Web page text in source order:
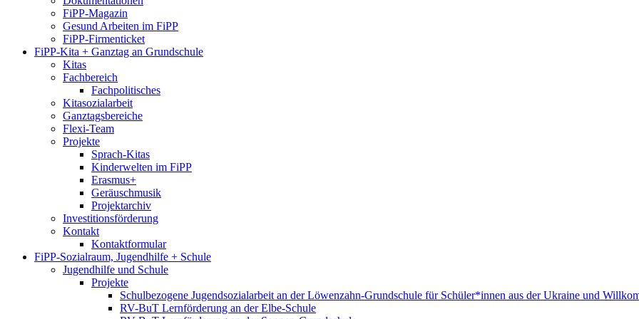
FiPP-Magazin
Gesund Arbeiten im FiPP
FiPP-Firmenticket
FiPP-Kita + Ganztag an Grundschule
Kitas
Fachbereich
Fachpolitisches
Kitasozialarbeit
Ganztagsbereiche
Flexi-Team
Projekte
Sprach-Kitas
Kinderwelten im FiPP
Erasmus+
Geräuschmusik
Projektarchiv
Investitionsförderung
Kontakt
Kontaktformular
FiPP-Sozialraum, Jugendhilfe + Schule
Jugendhilfe und Schule
Projekte
Schulbezogene Jugendsozialarbeit an der Löwenzahn-Grundschule für Schüler*innen aus der Ukraine und
RV-BuT Lernförderung an der Elbe-Schule